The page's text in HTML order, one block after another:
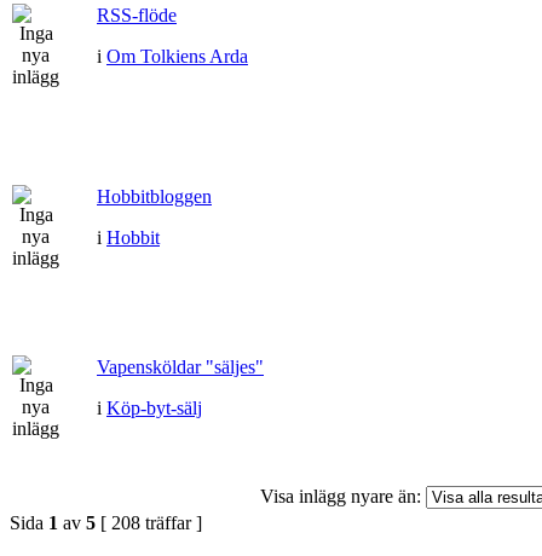
RSS-flöde
i Om Tolkiens Arda
Hobbitbloggen
i Hobbit
Vapensköldar "säljes"
i Köp-byt-sälj
Visa inlägg nyare än:
Sida 1 av 5 [ 208 träffar ]